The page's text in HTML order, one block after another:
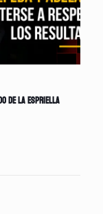
de la Espriella